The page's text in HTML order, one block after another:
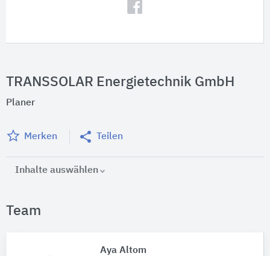
TRANSSOLAR Energietechnik GmbH
Planer
Merken Teilen
Inhalte auswählen
Team
Aya Altom